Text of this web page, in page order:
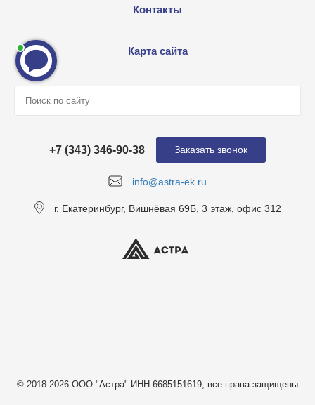
Контакты
Карта сайта
info@astra-ek.ru
+7 (343) 346-90-38
г. Екатеринбург, Вишнёвая 69Б, 3 этаж, офис 312
Заказать звонок
© 2018-2026 ООО "Астра" ИНН 6685151619, все права защищены